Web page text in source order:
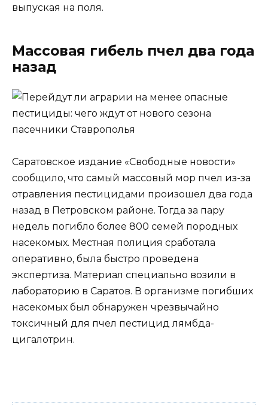
выпуская на поля.
Массовая гибель пчел два года
назад
Саратовское издание «Свободные новости»
сообщило, что самый массовый мор пчел из-за
отравления пестицидами произошел два года
назад в Петровском районе. Тогда за пару
недель погибло более 800 семей породных
насекомых. Местная полиция сработала
оперативно, была быстро проведена
экспертиза. Материал специально возили в
лабораторию в Саратов. В организме погибших
насекомых был обнаружен чрезвычайно
токсичный для пчел пестицид лямбда-
цигалотрин.